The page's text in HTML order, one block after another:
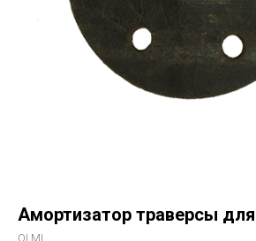
Амортизатор траверсы